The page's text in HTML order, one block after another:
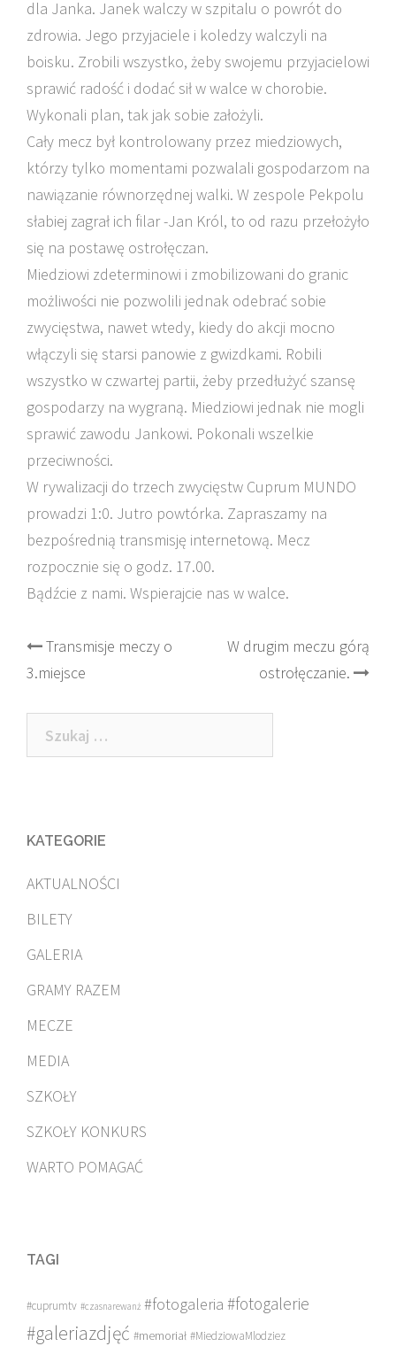
dla Janka. Janek walczy w szpitalu o powrót do
zdrowia. Jego przyjaciele i koledzy walczyli na
boisku. Zrobili wszystko, żeby swojemu przyjacielowi
sprawić radość i dodać sił w walce w chorobie.
Wykonali plan, tak jak sobie założyli.
Cały mecz był kontrolowany przez miedziowych,
którzy tylko momentami pozwalali gospodarzom na
nawiązanie równorzędnej walki. W zespole Pekpolu
słabiej zagrał ich filar -Jan Król, to od razu przełożyło
się na postawę ostrołęczan.
Miedziowi zdeterminowi i zmobilizowani do granic
możliwości nie pozwolili jednak odebrać sobie
zwycięstwa, nawet wtedy, kiedy do akcji mocno
włączyli się starsi panowie z gwizdkami. Robili
wszystko w czwartej partii, żeby przedłużyć szansę
gospodarzy na wygraną. Miedziowi jednak nie mogli
sprawić zawodu Jankowi. Pokonali wszelkie
przeciwności.
W rywalizacji do trzech zwycięstw Cuprum MUNDO
prowadzi 1:0. Jutro powtórka. Zapraszamy na
bezpośrednią transmisję internetową. Mecz
rozpocznie się o godz. 17.00.
Bądźcie z nami. Wspierajcie nas w walce.
Post
navigation
Transmisje meczy o
3.miejsce
W drugim meczu górą
ostrołęczanie.
Szukaj:
KATEGORIE
AKTUALNOŚCI
BILETY
GALERIA
GRAMY RAZEM
MECZE
MEDIA
SZKOŁY
SZKOŁY KONKURS
WARTO POMAGAĆ
TAGI
#cuprumtv #czasnarewanż #fotogaleria #fotogalerie
#galeriazdjęć #memoriał #MiedziowaMlodziez